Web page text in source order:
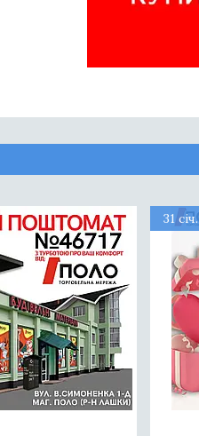
31 січ.